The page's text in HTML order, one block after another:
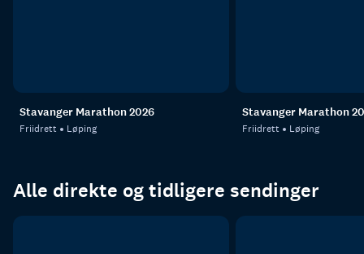
Stavanger Marathon 2026
Friidrett Løping
Stavanger Marathon
Friidrett Løping
Alle direkte og tidligere sendinger